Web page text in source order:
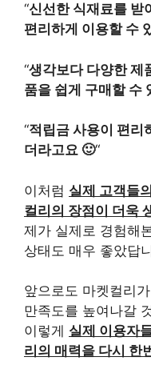
“신선한 식재료를 받
편리하게 이용할 수
“생각보다 다양한 제
품을 쉽게 구매할 수
“적립금 사용이 편리
더라고요 🙂“
이처럼 실제 고객들
컬리의 장점이 더욱
제가 실제로 경험해
상태도 매우 좋았답
앞으로도 마켓컬리
만족도를 높여나갈
이렇게 실제 이용자
리의 매력을 다시 한